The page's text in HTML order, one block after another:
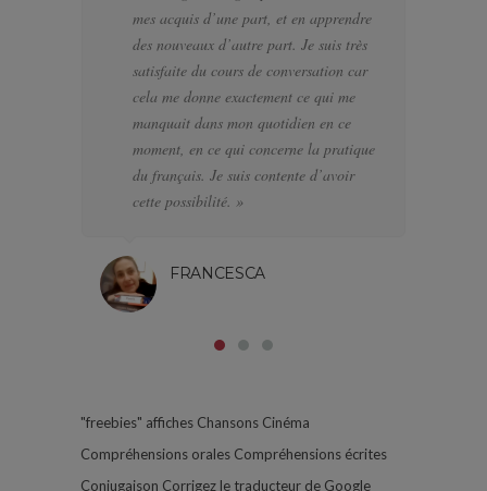
mes acquis d’une part, et en apprendre
des nouveaux d’autre part. Je suis très
satisfaite du cours de conversation car
cela me donne exactement ce qui me
manquait dans mon quotidien en ce
moment, en ce qui concerne la pratique
du français. Je suis contente d’avoir
cette possibilité. »
FRANCESCA
"freebies" affiches Chansons Cinéma
Compréhensions orales Compréhensions écrites
Conjugaison Corrigez le traducteur de Google